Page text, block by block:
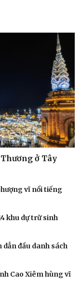
ở Tây
vĩ nổi tiếng
khu dự trữ sinh
dẫn đầu danh sách
Cao Xiêm hùng vĩ